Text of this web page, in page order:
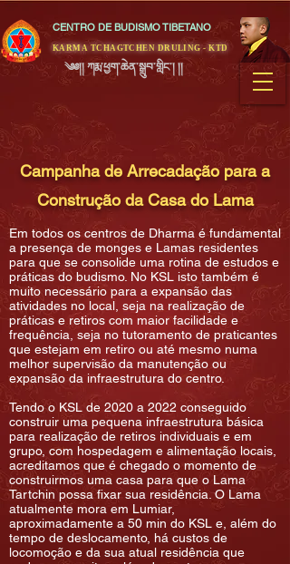
CENTRO DE BUDISMO TIBETANO
༄༅།། ཀརྨ་ཕྱག་ཆེན་སྒྲུབ་གླིང་། །།
KARMA TCHAGTCHEN DRULING - KTD
Campanha de Arrecadação para a
Construção da Casa do Lama
Em todos os centros de Dharma é fundamental
a presença de monges e Lamas residentes
para que se consolide uma rotina de estudos e
práticas do budismo. No KSL isto também é
muito necessário para a expansão das
atividades no local, seja na realização de
práticas e retiros com maior facilidade e
frequência, seja no tutoramento de praticantes
que estejam em retiro ou até mesmo numa
melhor supervisão da manutenção ou
expansão da infraestrutura do centro.
Tendo o KSL de 2020 a 2022 conseguido
construir uma pequena infraestrutura básica
para realização de retiros individuais e em
grupo, com hospedagem e alimentação locais,
acreditamos que é chegado o momento de
construirmos uma casa para que o Lama
Tartchin possa fixar sua residência. O Lama
atualmente mora em Lumiar,
aproximadamente a 50 min do KSL e, além do
tempo de deslocamento, há custos de
locomoção e da sua atual residência que